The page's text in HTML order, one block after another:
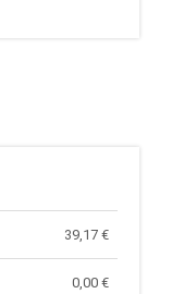
39,17 €
0,00 €